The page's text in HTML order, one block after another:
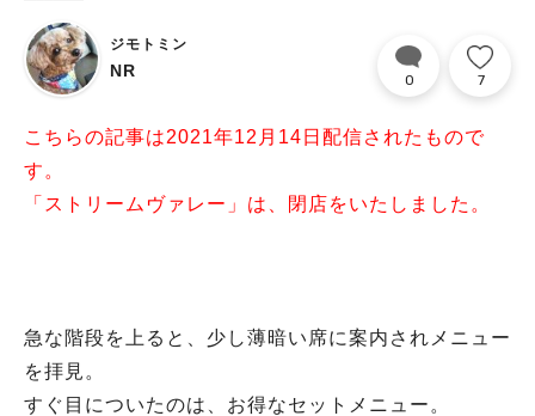
ジモトミン
NR 0 7
こちらの記事は2021年12月14日配信されたもので
す。
「ストリームヴァレー」は、閉店をいたしました。
急な階段を上ると、少し薄暗い席に案内されメニュー
を拝見。
すぐ目についたのは、お得なセットメニュー。